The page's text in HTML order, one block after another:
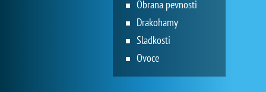
Obrana pevnosti
Drakohamy
Sladkosti
Ovoce